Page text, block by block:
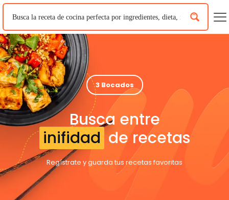
3 Bocados
Busca entre
inifidad de recetas
Regístrate y guarda tus recetas favoritas